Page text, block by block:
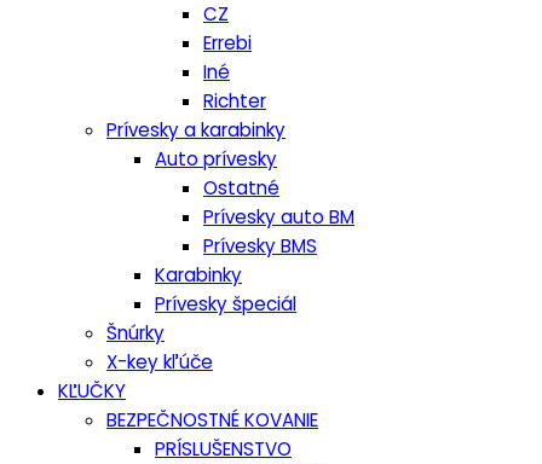
CZ
Errebi
Iné
Richter
Prívesky a karabinky
Auto prívesky
Ostatné
Prívesky auto BM
Prívesky BMS
Karabinky
Prívesky špeciál
Šnúrky
X-key kľúče
KĽUČKY
BEZPEČNOSTNÉ KOVANIE
PRÍSLUŠENSTVO